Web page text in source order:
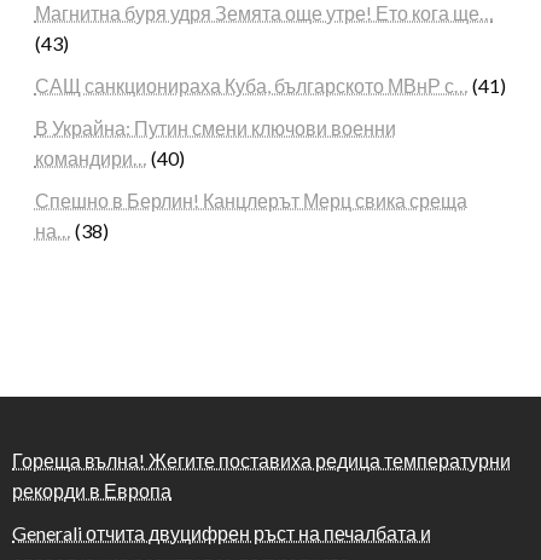
Магнитна буря удря Земята още утре! Ето кога ще…
(43)
САЩ санкционираха Куба, българското МВнР с… (41)
В Украйна: Путин смени ключови военни
командири… (40)
Спешно в Берлин! Канцлерът Мерц свика среща
на… (38)
Гореща вълна! Жегите поставиха редица температурни
рекорди в Европа
Generali отчита двуцифрен ръст на печалбата и